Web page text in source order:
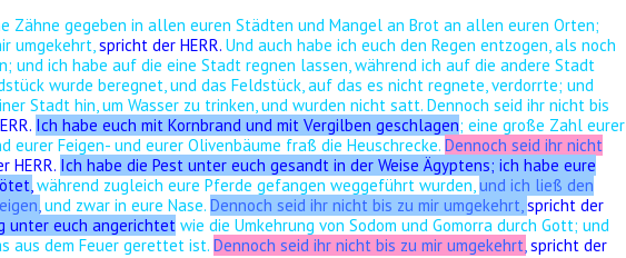
Zähne gegeben in allen euren Städten und Mangel an Brot an allen euren Orten;
umgekehrt, spricht der HERR.Und auch habe ich euch den Regen entzogen, als noch
und ich habe auf die eine Stadt regnen lassen, während ich auf die andere Stadt
wurde beregnet, und das Feldstück, auf das es nicht regnete, verdorrte; und
Stadt hin, um Wasser zu trinken, und wurden nicht satt. Dennoch seid ihr nicht bis
Ich habe euch mit Kornbrand und mit Vergilben geschlagen; eine große Zahl eurer
eurer Feigen- und eurer Olivenbäume fraß die Heuschrecke. Dennoch seid ihr nicht
HERR. Ich habe die Pest unter euch gesandt in der Weise Ägyptens; ich habe eure
während zugleich eure Pferde gefangen weggeführt wurden, und ich ließ den
und zwar in eure Nase. Dennoch seid ihr nicht bis zu mir umgekehrt,spricht der
unter euch angerichtet wie die Umkehrung von Sodom und Gomorra durch Gott; und
aus dem Feuer gerettet ist. Dennoch seid ihr nicht bis zu mir umgekehrt, spricht der